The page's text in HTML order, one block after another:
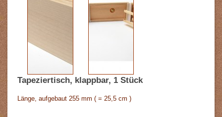
Tapeziertisch, klappbar, 1 Stück
Länge, aufgebaut 255 mm ( = 25,5 cm )